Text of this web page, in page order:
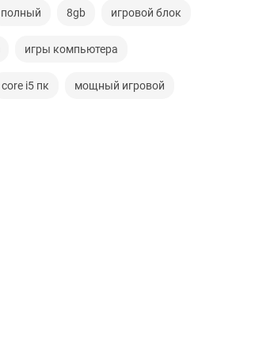
полный 8gb игровой блок
игры компьютера
core i5 пк мощный игровой